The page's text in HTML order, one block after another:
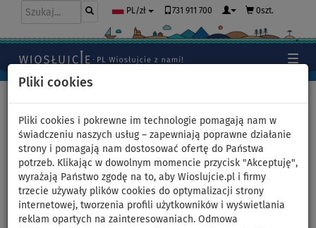
Pliki cookies
Pliki cookies i pokrewne im technologie pomagają nam w
świadczeniu naszych usług – zapewniają poprawne działanie
strony i pomagają nam dostosować ofertę do Państwa
potrzeb. Klikając w dowolnym momencie przycisk "Akceptuję",
wyrażają Państwo zgodę na to, aby Wioslujcie.pl i firmy
trzecie używały plików cookies do optymalizacji strony
internetowej, tworzenia profili użytkowników i wyświetlania
reklam opartych na zainteresowaniach. Odmowa
PL/zł 731 911 700 0szt.
Bluza bawełniana damska
PADDLEBOARDING BLACK - z
kapturem - rozmiar: XL